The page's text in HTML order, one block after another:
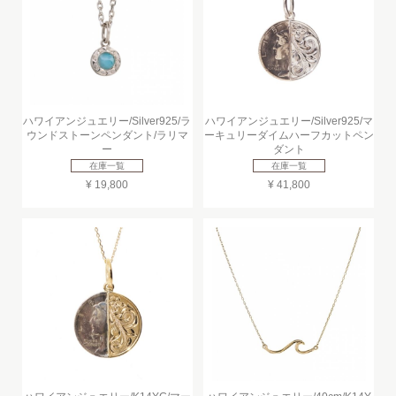
ハワイアンジュエリー/Silver925/ラ
ウンドストーンペンダント/ラリマ
ー
在庫一覧
¥ 19,800
ハワイアンジュエリー/Silver925/マ
ーキュリーダイムハーフカットペン
ダント
在庫一覧
¥ 41,800